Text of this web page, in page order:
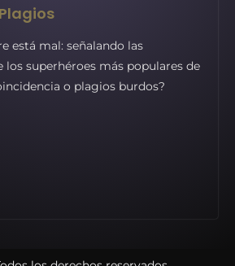
está mal: señalando las
los superhéroes más populares de
o plagios burdos?